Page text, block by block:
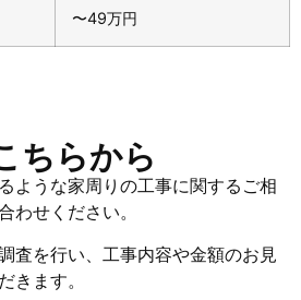
〜49万円
ちらから
ような家周りの工事に関するご相
わせください。
査を行い、工事内容や金額のお見
きます。